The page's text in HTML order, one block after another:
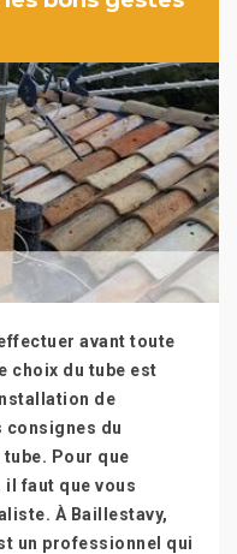
avant toute
choix du tube est
de
consignes du
Pour que
il faut que vous
À Baillestavy,
un professionnel qui